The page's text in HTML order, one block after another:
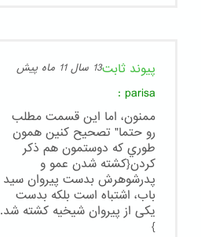
پیوند ثابت13 سال 11 ماه پیش
parisa
:
ممنون، اما اين قسمت مطلب
رو حتما" تصحيح كنين همون
طوري كه دوستمون هم ذكر
كردن{كشته شدن عمو و
پدرشوهرش بدست پیروان سید
باب، اشتباه است بلکه بدست
یکی از پیروان شیخیه کشته شد.
}